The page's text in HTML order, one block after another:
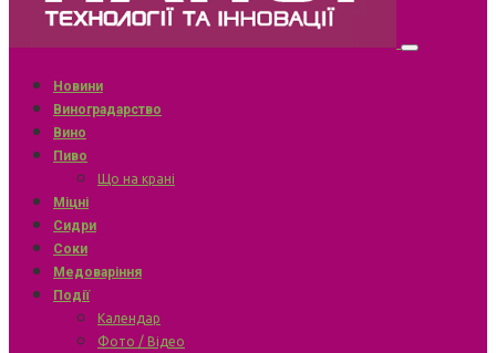
Новини
Виноградарство
Вино
Пиво
Що на крані
Міцні
Сидри
Соки
Медоваріння
Події
Календар
Фото / Відео